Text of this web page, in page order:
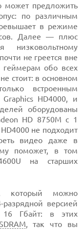
может предложить
по различным
в режиме
Далее — плюс
низковольтному
не греется вне
геймерам обо всех
стоит: в основном
встроенным
Graphics HD4000, и
оборудованы
HD 8750М с 1
не подходит
видео даже в
поможет, в том
на старших
который можно
версией
16 Гбайт: в этих
, так что вы